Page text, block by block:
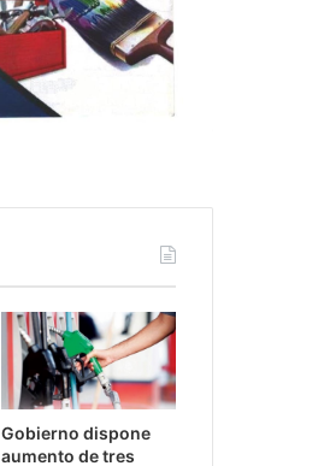
Gobierno dispone
aumento de tres